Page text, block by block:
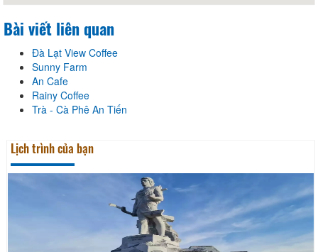
Bài viết liên quan
Đà Lạt View Coffee
Sunny Farm
An Cafe
Rainy Coffee
Trà - Cà Phê An Tiến
Lịch trình của bạn